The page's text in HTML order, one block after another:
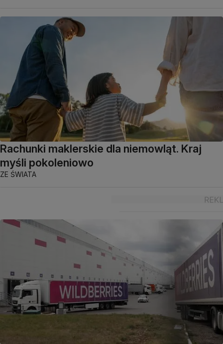
Rachunki maklerskie dla niemowląt. Kraj
myśli pokoleniowo
ZE ŚWIATA